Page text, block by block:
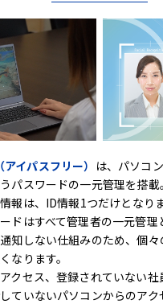
アイパスフリー） は、 パソコ
パスワードの一元管理を搭載。
報は、ID情報1つだけとなりま
ドはすべて管理者の一元管理
知しない仕組みのため、個々
なります。
クセス、登録されていない社
ていないパソコンからのアク